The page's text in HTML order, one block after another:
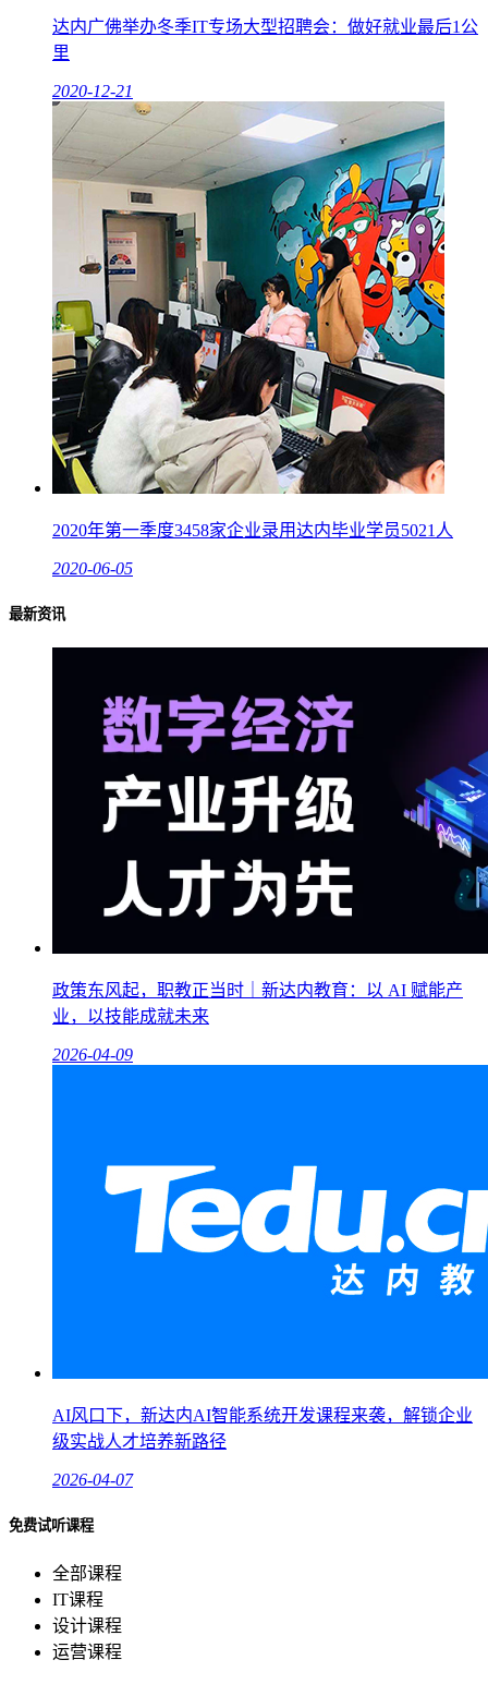
达内广佛举办冬季IT专场大型招聘会：做好就业最后1公
里
2020-12-21
2020年第一季度3458家企业录用达内毕业学员5021人
2020-06-05
最新资讯
政策东风起，职教正当时｜新达内教育：以 AI 赋能产
业，以技能成就未来
2026-04-09
AI风口下，新达内AI智能系统开发课程来袭，解锁企业
级实战人才培养新路径
2026-04-07
免费试听课程
全部课程
IT课程
设计课程
运营课程